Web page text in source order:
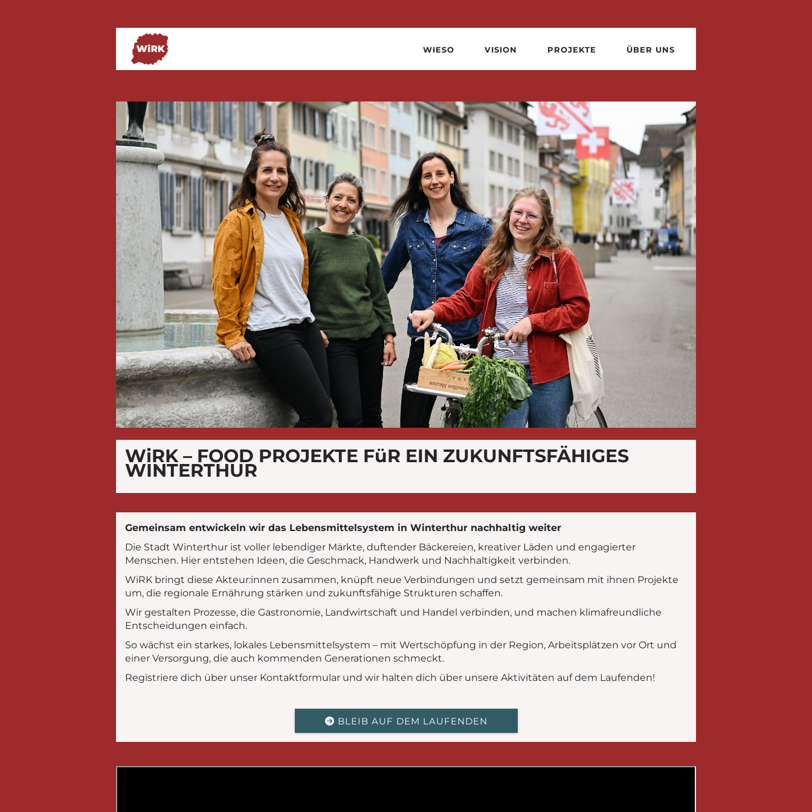
WIESO VISION PROJEKTE ÜBER UNS
WiRK – FOOD PROJEKTE FüR EIN ZUKUNFTSFÄHIGES
WINTERTHUR
Gemeinsam entwickeln wir das Lebensmittelsystem in Winterthur nachhaltig weiter
Die Stadt Winterthur ist voller lebendiger Märkte, duftender Bäckereien, kreativer Läden und engagierter
Menschen. Hier entstehen Ideen, die Geschmack, Handwerk und Nachhaltigkeit verbinden.
WiRK bringt diese Akteur:innen zusammen, knüpft neue Verbindungen und setzt gemeinsam mit ihnen Projekte
um, die regionale Ernährung stärken und zukunftsfähige Strukturen schaffen.
Wir gestalten Prozesse, die Gastronomie, Landwirtschaft und Handel verbinden, und machen klimafreundliche
Entscheidungen einfach.
So wächst ein starkes, lokales Lebensmittelsystem – mit Wertschöpfung in der Region, Arbeitsplätzen vor Ort und
einer Versorgung, die auch kommenden Generationen schmeckt.
Registriere dich über unser Kontaktformular und wir halten dich über unsere Aktivitäten auf dem Laufenden!
 BLEIB AUF DEM LAUFENDEN